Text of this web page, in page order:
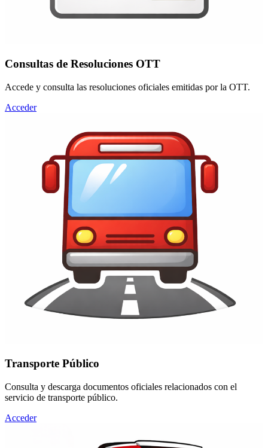
Consultas de Resoluciones OTT
Accede y consulta las resoluciones oficiales emitidas por la OTT.
Acceder
Transporte Público
Consulta y descarga documentos oficiales relacionados con el
servicio de transporte público.
Acceder